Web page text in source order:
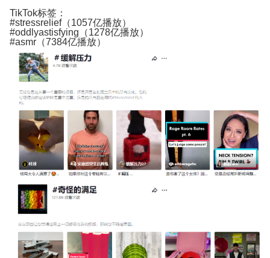
TikTok标签：
#stressrelief（1057亿播放）
#oddlyastisfying（1278亿播放）
#asmr（7384亿播放）